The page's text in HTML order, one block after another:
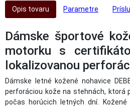
Opis tovaru Parametre
Dámske športové
motorku s
lokalizovanou
Dámske letné kožené nohavice
perforáciou kože na stehnách, ktorá
počas horúcich letných dní.